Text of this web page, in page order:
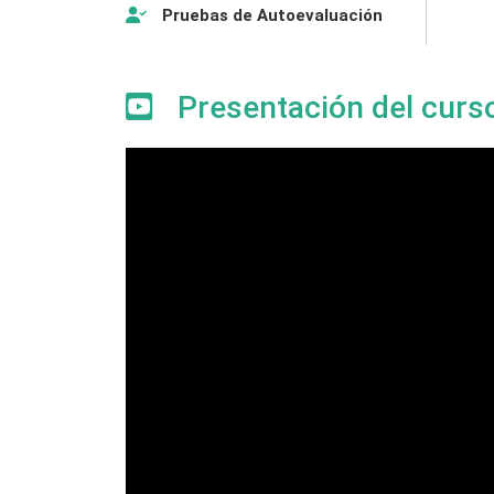
Pruebas de Autoevaluación
Presentación del